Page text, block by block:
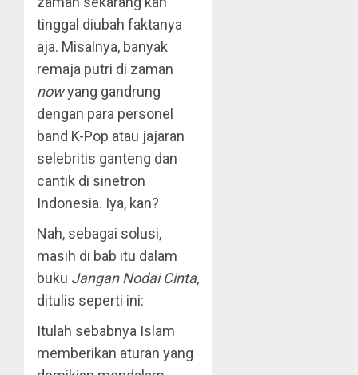
tinggal diubah faktanya
aja. Misalnya, banyak
remaja putri di zaman
nowyang gandrung
dengan para personel
band K-Pop atau jajaran
selebritis ganteng dan
cantik di sinetron
Indonesia. Iya, kan?
Nah, sebagai solusi,
masih di bab itu dalam
buku Jangan Nodai Cinta,
ditulis seperti ini:
Itulah sebabnya Islam
memberikan aturan yang